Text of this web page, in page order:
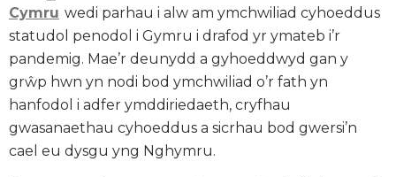
Cymru wedi parhau i alw am ymchwiliad cyhoeddus
statudol penodol i Gymru i drafod yr ymateb i’r
pandemig. Mae’r deunydd a gyhoeddwyd gan y
grŵp hwn yn nodi bod ymchwiliad o’r fath yn
hanfodol i adfer ymddiriedaeth, cryfhau
gwasanaethau cyhoeddus a sicrhau bod gwersi’n
cael eu dysgu yng Nghymru.